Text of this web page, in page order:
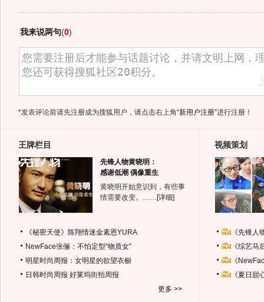
我来说两句(0)
*发表评论前请先注册成为搜狐用户，请点击右上角“新用户注册”进行注册！
王牌栏目
先锋人物黄晓明：
感谢低潮 偶像重生
黄晓明开始意识到，有些事
情需要改变。…… [详细]
《秘密天使》陈翔情迷金素恩YURA
NewFace张俪：不怕定型“物质女”
明星时尚周报：女明星的欲望衣橱
日韩时尚周报 好莱坞街拍周报
更多 >>
视频策划
《先锋
《综艺
《
《夏日